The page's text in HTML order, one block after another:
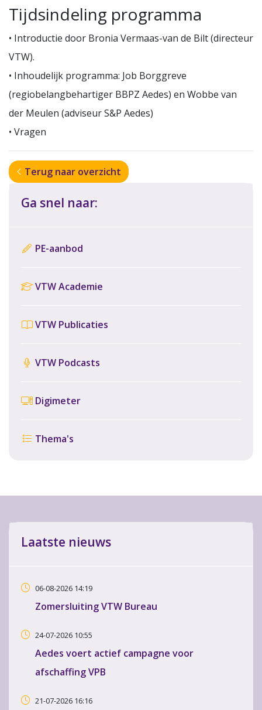
Tijdsindeling programma
• Introductie door Bronia Vermaas-van de Bilt (directeur
VTW).
• Inhoudelijk programma: Job Borggreve
(regiobelangbehartiger BBPZ Aedes) en Wobbe van
der Meulen (adviseur S&P Aedes)
• Vragen
Terug naar overzicht
Ga snel naar:
PE-aanbod
VTW Academie
VTW Publicaties
VTW Podcasts
Digimeter
Thema's
Laatste nieuws
06-08-2026 14:19
Zomersluiting VTW Bureau
24-07-2026 10:55
Aedes voert actief campagne voor
afschaffing VPB
21-07-2026 16:16